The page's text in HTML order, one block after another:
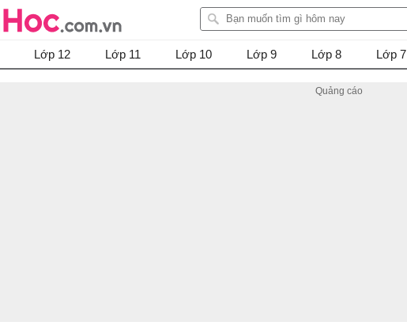
Lớp 12 Lớp 11 Lớp 10 Lớp 9 Lớp 8 Lớp 7